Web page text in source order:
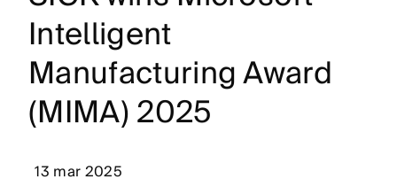
Intelligent
Manufacturing Award
(MIMA) 2025
13 mar 2025